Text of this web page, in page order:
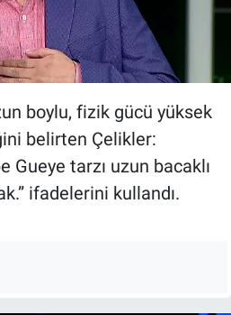
boylu, fizik gücü yüksek
belirten Çelikler:
Gueye tarzı uzun bacaklı
ifadelerini kullandı.